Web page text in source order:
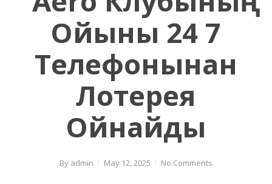
Ойыны 24 7
Телефонынан
Лотерея
Ойнайды
By admin May 12, 2025 No Comments